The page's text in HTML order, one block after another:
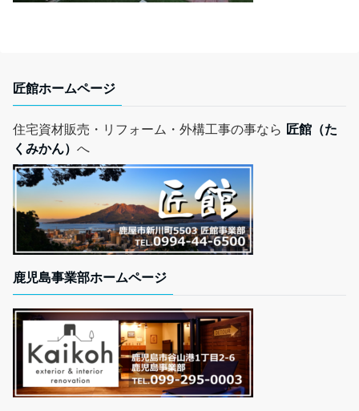
匠館ホームページ
住宅資材販売・リフォーム・外構工事の事なら 匠館（た
くみかん） へ
鹿児島事業部ホームページ